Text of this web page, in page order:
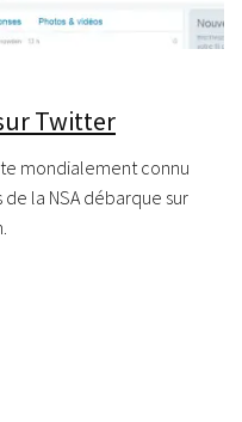
Twitter
mondialement connu
la NSA débarque sur